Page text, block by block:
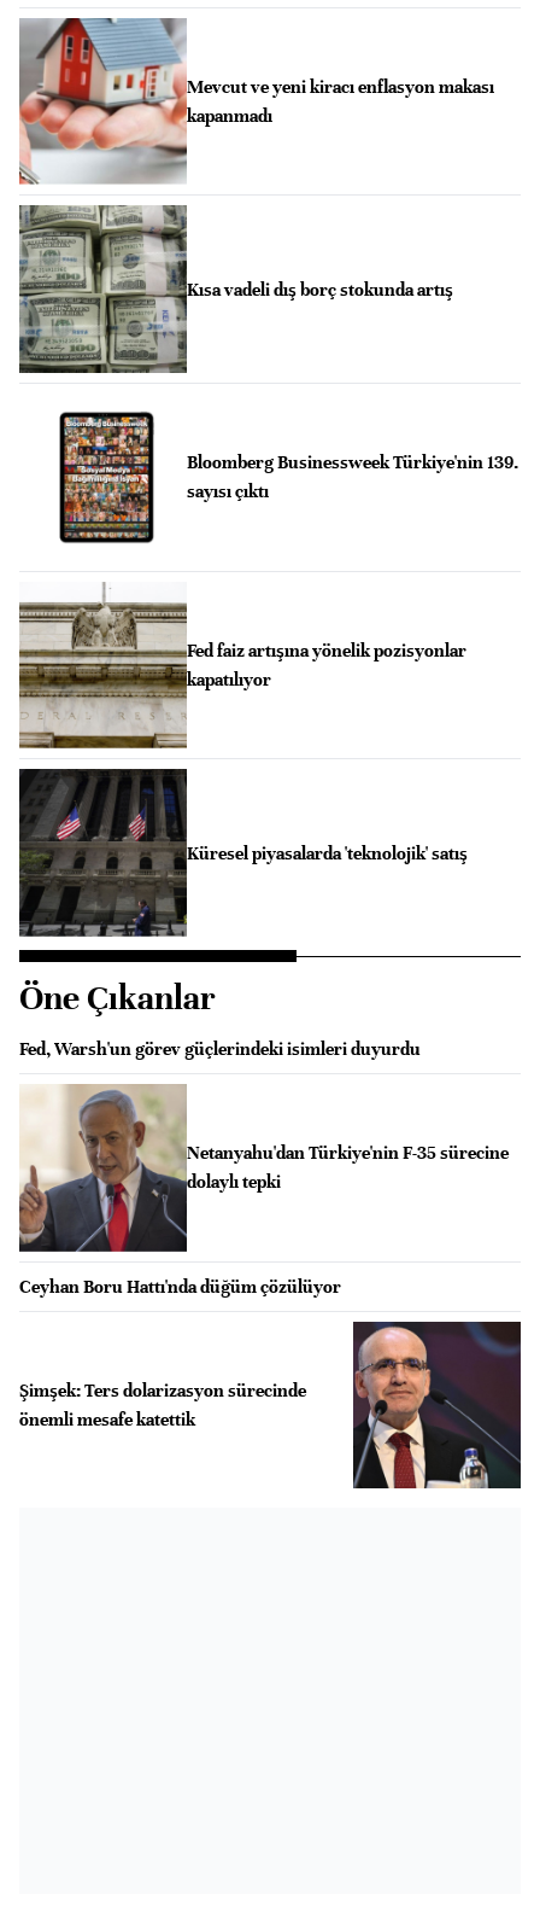
Mevcut ve yeni kiracı enflasyon makası
kapanmadı
Kısa vadeli dış borç stokunda artış
Bloomberg Businessweek Türkiye'nin 139.
sayısı çıktı
Fed faiz artışına yönelik pozisyonlar
kapatılıyor
Küresel piyasalarda 'teknolojik' satış
Öne Çıkanlar
Fed, Warsh'un görev güçlerindeki isimleri duyurdu
Netanyahu'dan Türkiye'nin F-35 sürecine
dolaylı tepki
Ceyhan Boru Hattı'nda düğüm çözülüyor
Şimşek: Ters dolarizasyon sürecinde
önemli mesafe katettik